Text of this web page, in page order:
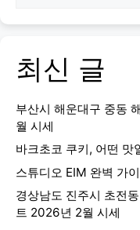
최신 글
부산시 해운대구 중동
월 시세
바크초코 쿠키, 어떤 맛
스튜디오 EIM 완벽 가
경상남도 진주시 초전
트 2026년 2월 시세